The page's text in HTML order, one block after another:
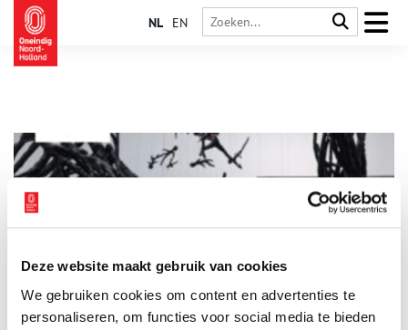
Deze website maakt gebruik van cookies
We gebruiken cookies om content en advertenties te
personaliseren, om functies voor social media te bieden
NL EN
Aan de kade van de Vecht in Muiden een veelzijdige,
betoverende tentoonstelling, die laat verwonderen en aanzet